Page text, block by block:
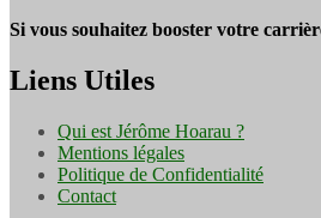
Si vous souhaitez booster votre
Liens Utiles
Qui est Jérôme Hoarau ?
Mentions légales
Politique de Confidentialité
Contact